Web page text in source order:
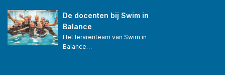
De docenten bij Swim in
Balance
Het lerarenteam van Swim in
Balance…